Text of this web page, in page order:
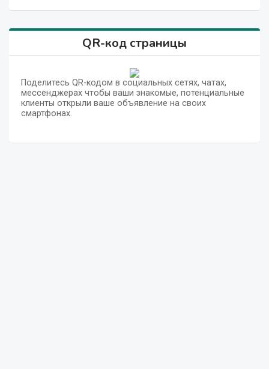
QR-код страницы
Поделитесь QR-кодом в социальных сетях, чатах,
мессенджерах чтобы ваши знакомые, потенциальные
клиенты открыли ваше объявление на своих
смартфонах.